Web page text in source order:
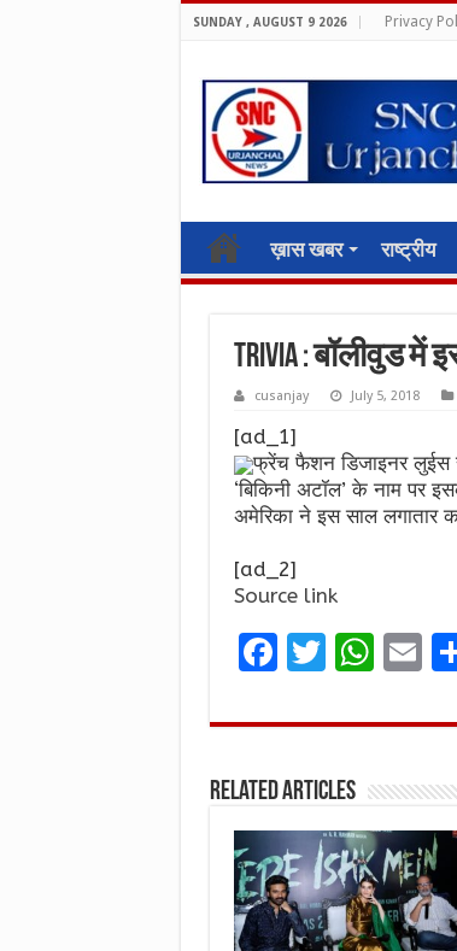
SUNDAY , AUGUST 9 2026 Privacy
ख़ास खबर राष्ट्रीय
Trivia : बॉलीवुड में
cusanjay July 5, 2018
[ad_1]
फ्रेंच फैशन डिजाइनर लुईस
‘बिकिनी अटॉल’ के नाम पर
अमेरिका ने इस साल लगातार
[ad_2]
Source link
F
ce
o
o
k
T
it
r
W
at
A
p
p
E
ai
Related Articles